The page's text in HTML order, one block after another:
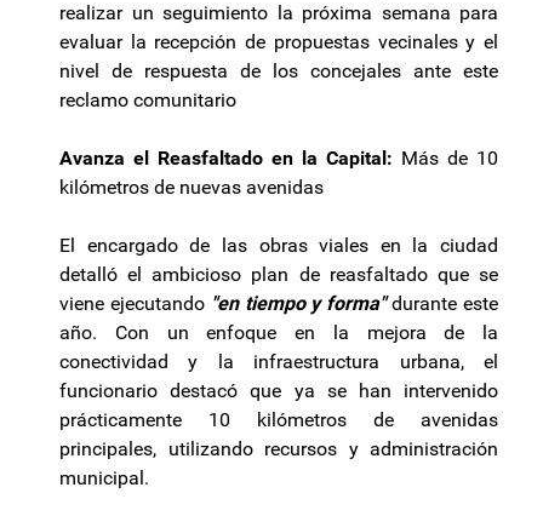
realizar un seguimiento la próxima semana para
evaluar la recepción de propuestas vecinales y el
nivel de respuesta de los concejales ante este
reclamo comunitario
Avanza el Reasfaltado en la Capital: Más de 10
kilómetros de nuevas avenidas
El encargado de las obras viales en la ciudad
detalló el ambicioso plan de reasfaltado que se
viene ejecutando "en tiempo y forma"durante este
año. Con un enfoque en la mejora de la
conectividad y la infraestructura urbana, el
funcionario destacó que ya se han intervenido
prácticamente 10 kilómetros de avenidas
principales, utilizando recursos y administración
municipal.